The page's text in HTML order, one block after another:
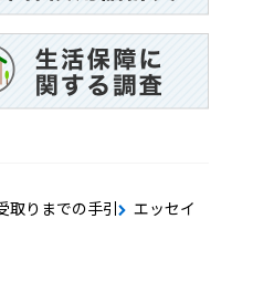
取りまでの手引 エッセイ